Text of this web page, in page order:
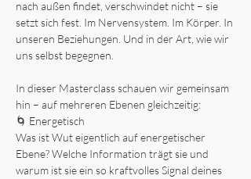
nach außen findet, verschwindet nicht – sie
setzt sich fest. Im Nervensystem. Im Körper. In
unseren Beziehungen. Und in der Art, wie wir
uns selbst begegnen.
In dieser Masterclass schauen wir gemeinsam
hin – auf mehreren Ebenen gleichzeitig:
🌀 Energetisch
Was ist Wut eigentlich auf energetischer
Ebene? Welche Information trägt sie und
warum ist sie ein so kraftvolles Signal deines